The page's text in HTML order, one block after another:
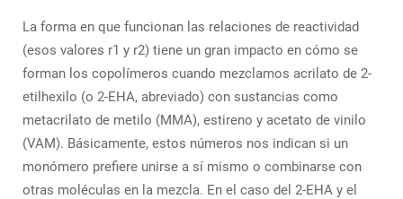
La forma en que funcionan las relaciones de reactividad
(esos valores r1 y r2) tiene un gran impacto en cómo se
forman los copolímeros cuando mezclamos acrilato de 2-
etilhexilo (o 2-EHA, abreviado) con sustancias como
metacrilato de metilo (MMA), estireno y acetato de vinilo
(VAM). Básicamente, estos números nos indican si un
monómero prefiere unirse a sí mismo o combinarse con
otras moléculas en la mezcla. En el caso del 2-EHA y el